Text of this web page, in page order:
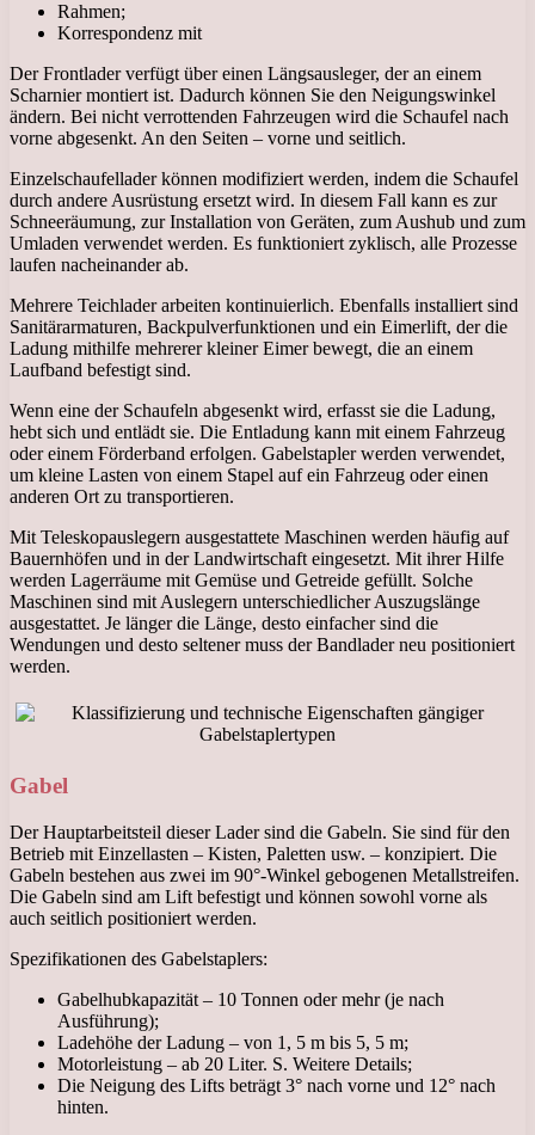
Rahmen;
Korrespondenz mit
Der Frontlader verfügt über einen Längsausleger, der an einem
Scharnier montiert ist. Dadurch können Sie den Neigungswinkel
ändern. Bei nicht verrottenden Fahrzeugen wird die Schaufel nach
vorne abgesenkt. An den Seiten – vorne und seitlich.
Einzelschaufellader können modifiziert werden, indem die Schaufel
durch andere Ausrüstung ersetzt wird. In diesem Fall kann es zur
Schneeräumung, zur Installation von Geräten, zum Aushub und zum
Umladen verwendet werden. Es funktioniert zyklisch, alle Prozesse
laufen nacheinander ab.
Mehrere Teichlader arbeiten kontinuierlich. Ebenfalls installiert sind
Sanitärarmaturen, Backpulverfunktionen und ein Eimerlift, der die
Ladung mithilfe mehrerer kleiner Eimer bewegt, die an einem
Laufband befestigt sind.
Wenn eine der Schaufeln abgesenkt wird, erfasst sie die Ladung,
hebt sich und entlädt sie. Die Entladung kann mit einem Fahrzeug
oder einem Förderband erfolgen. Gabelstapler werden verwendet,
um kleine Lasten von einem Stapel auf ein Fahrzeug oder einen
anderen Ort zu transportieren.
Mit Teleskopauslegern ausgestattete Maschinen werden häufig auf
Bauernhöfen und in der Landwirtschaft eingesetzt. Mit ihrer Hilfe
werden Lagerräume mit Gemüse und Getreide gefüllt. Solche
Maschinen sind mit Auslegern unterschiedlicher Auszugslänge
ausgestattet. Je länger die Länge, desto einfacher sind die
Wendungen und desto seltener muss der Bandlader neu positioniert
werden.
Gabel
Der Hauptarbeitsteil dieser Lader sind die Gabeln. Sie sind für den
Betrieb mit Einzellasten – Kisten, Paletten usw. – konzipiert. Die
Gabeln bestehen aus zwei im 90°-Winkel gebogenen Metallstreifen.
Die Gabeln sind am Lift befestigt und können sowohl vorne als
auch seitlich positioniert werden.
Spezifikationen des Gabelstaplers:
Gabelhubkapazität – 10 Tonnen oder mehr (je nach
Ausführung);
Ladehöhe der Ladung – von 1, 5 m bis 5, 5 m;
Motorleistung – ab 20 Liter. S. Weitere Details;
Die Neigung des Lifts beträgt 3° nach vorne und 12° nach
hinten.